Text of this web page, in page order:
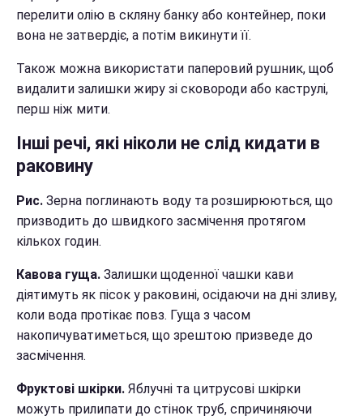
перелити олію в скляну банку або контейнер, поки
вона не затвердіє, а потім викинути її.
Також можна використати паперовий рушник, щоб
видалити залишки жиру зі сковороди або каструлі,
перш ніж мити.
Інші речі, які ніколи не слід кидати в
раковину
Рис. Зерна поглинають воду та розширюються, що
призводить до швидкого засмічення протягом
кількох годин.
Кавова гуща. Залишки щоденної чашки кави
діятимуть як пісок у раковині, осідаючи на дні зливу,
коли вода протікає повз. Гуща з часом
накопичуватиметься, що зрештою призведе до
засмічення.
Фруктові шкірки. Яблучні та цитрусові шкірки
можуть прилипати до стінок труб, спричиняючи